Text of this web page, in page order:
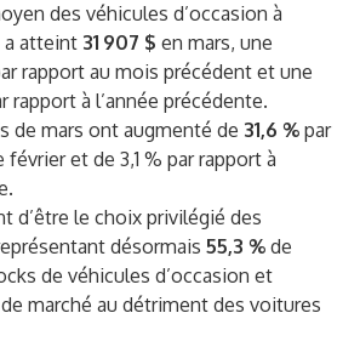
des véhicules d’occasion à
a atteint 31 907 $ en mars, une
rapport au mois précédent et une
rapport à l’année précédente.
de mars ont augmenté de 31,6 % par
et de 3,1 % par rapport à
d’être le choix privilégié des
désormais 55,3 % de
de véhicules d’occasion et
marché au détriment des voitures